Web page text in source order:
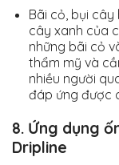
Bãi cỏ, bụi cây
cây xanh của
những bãi cỏ
thẩm mỹ và
nhiều người
đáp ứng được
8. Ứng dụng
Dripline